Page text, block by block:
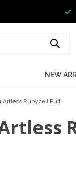
NEW
Artless Rubycell Puff